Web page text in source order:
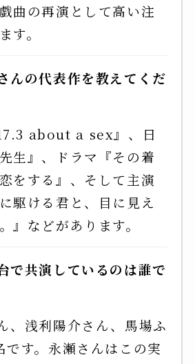
曲の再演として高い注
す。
んの代表作を教えてくだ
about a sex』、日
生』、ドラマ『その着
をする』、そして主演
駆ける君と、目に見え
』などがあります。
で共演しているのは誰で
、浅利陽介さん、馬場ふ
です。永瀬さんはこの実